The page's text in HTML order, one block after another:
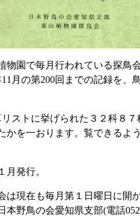
物園で毎月行われている探鳥
月の第200回までの記録を、
リストに挙げられた３２科８
かを一おります。覧できるよ
月発行。
は現在も毎月第１日曜日に開
本野鳥の会愛知県支部(電話052-